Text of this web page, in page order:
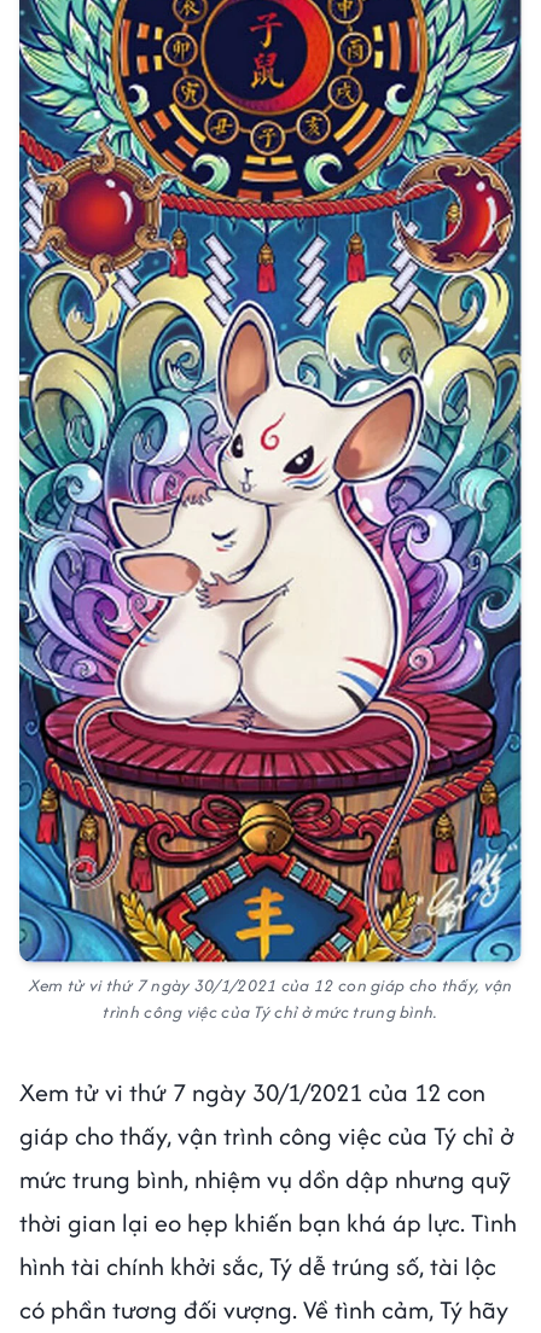
Xem tử vi thứ 7 ngày 30/1/2021 của 12 con giáp cho thấy, vận
trình công việc của Tý chỉ ở mức trung bình.
Xem tử vi thứ 7 ngày 30/1/2021 của 12 con
giáp cho thấy, vận trình công việc của Tý chỉ ở
mức trung bình, nhiệm vụ dồn dập nhưng quỹ
thời gian lại eo hẹp khiến bạn khá áp lực. Tình
hình tài chính khởi sắc, Tý dễ trúng số, tài lộc
có phần tương đối vượng. Về tình cảm, Tý hãy